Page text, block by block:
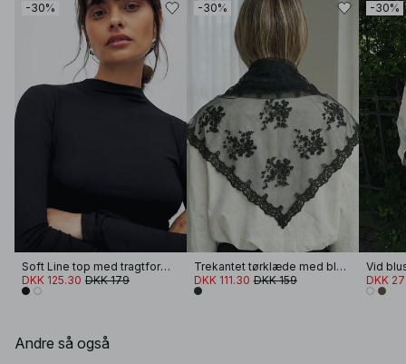
-30%
Soft Line top med tragtformet hals og lange ærmer
DKK 125.30 DKK 179
-30%
Trekantet tørklæde med blonde
DKK 111.30 DKK 159
-30%
Vid
DKK
Andre så også